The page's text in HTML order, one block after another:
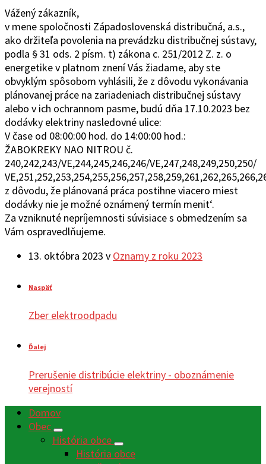
Vážený zákazník,
v mene spoločnosti Západoslovenská distribučná, a.s.,
ako držiteľa povolenia na prevádzku distribučnej sústavy,
podla § 31 ods. 2 písm. t) zákona c. 251/2012 Z. z. o
energetike v platnom znení Vás žiadame, aby ste
obvyklým spôsobom vyhlásili, že z dôvodu vykonávania
plánovanej práce na zariadeniach distribučnej sústavy
alebo v ich ochrannom pasme, budú dňa 17.10.2023 bez
dodávky elektriny nasledovné ulice:
V čase od 08:00:00 hod. do 14:00:00 hod.:
ŽABOKREKY NAO NITROU č.
240,242,243/VE,244,245,246,246/VE,247,248,249,250,250/
z dôvodu, že plánovaná práca postihne viacero miest
dodávky nie je možné oznámený termín menit‘.
Za vzniknuté nepríjemnosti súvisiace s obmedzením sa
Vám ospravedlňujeme.
13. októbra 2023 v Oznamy z roku 2023
Naspäť
Zber elektroodpadu
Ďalej
Prerušenie distribúcie elektriny - oboznámenie
verejností
Domov
Obec
História obce
História obce